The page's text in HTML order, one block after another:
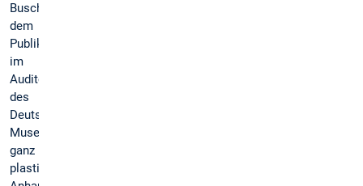
Busch
dem
Publikum
im
Auditorium
des
Deutschen
Museums
ganz
plastisch.